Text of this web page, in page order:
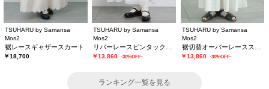
TSUHARU by Samansa
Mos2
裾レースギャザースカート
￥18,700
TSUHARU by Samansa
Mos2
￥13,860 -30%OFF-
TSUHARU by Samansa
Mos2
￥13,860 -30%OFF-
ランキング一覧を見る